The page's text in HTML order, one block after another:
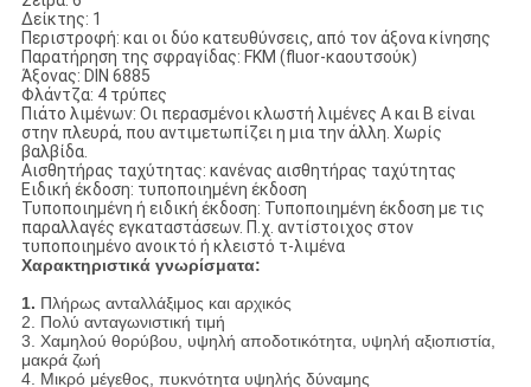
Δείκτης: 1
Περιστροφή: και οι δύο κατευθύνσεις, από τον άξονα κίνησης
Παρατήρηση της σφραγίδας: FKM (fluor-καουτσούκ)
Άξονας: DIN 6885
Φλάντζα: 4 τρύπες
Πιάτο λιμένων: Οι περασμένοι κλωστή λιμένες Α και Β είναι
στην πλευρά, που αντιμετωπίζει η μια την άλλη. Χωρίς
βαλβίδα.
Αισθητήρας ταχύτητας: κανένας αισθητήρας ταχύτητας
Ειδική έκδοση: τυποποιημένη έκδοση
Τυποποιημένη ή ειδική έκδοση: Τυποποιημένη έκδοση με τις
παραλλαγές εγκαταστάσεων. Π.χ. αντίστοιχος στον
τυποποιημένο ανοικτό ή κλειστό τ-λιμένα
Χαρακτηριστικά γνωρίσματα:
1. Πλήρως ανταλλάξιμος και αρχικός
2. Πολύ ανταγωνιστική τιμή
3. Χαμηλού θορύβου, υψηλή αποδοτικότητα, υψηλή αξιοπιστία,
μακρά ζωή
4. Μικρό μέγεθος, πυκνότητα υψηλής δύναμης